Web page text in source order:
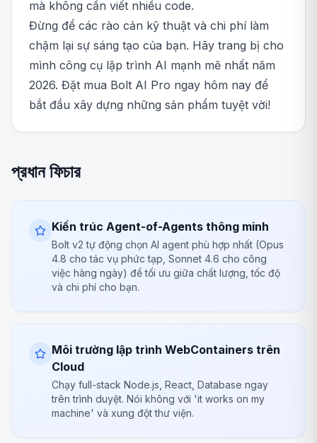
mà không cần viết nhiều code.
Đừng để các rào cản kỹ thuật và chi phí làm
chậm lại sự sáng tạo của bạn. Hãy trang bị cho
mình công cụ lập trình AI mạnh mẽ nhất năm
2026. Đặt mua Bolt AI Pro ngay hôm nay để
bắt đầu xây dựng những sản phẩm tuyệt vời!
প্রধান ফিচার
Kiến trúc Agent-of-Agents thông minh
Bolt v2 tự động chọn AI agent phù hợp nhất (Opus
4.8 cho tác vụ phức tạp, Sonnet 4.6 cho công
việc hàng ngày) để tối ưu giữa chất lượng, tốc độ
và chi phí cho bạn.
Môi trường lập trình WebContainers trên
Cloud
Chạy full-stack Node.js, React, Database ngay
trên trình duyệt. Nói không với 'it works on my
machine' và xung đột thư viện.